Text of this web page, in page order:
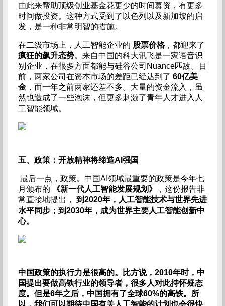
由此来帮助顶级创业基金花更少的时间募资，有更多
时间做投资。这种方式受到了以色列以及新加坡的启
发，是一种非常明智的措施。
在二级市场上，人工智能企业的 股票价格，都迎来了
疯狂的飙升态势。来自中国的科大讯飞是一家语音识
别企业，在很多方面都能与硅谷公司Nuance匹敌。目
前，两家公司在资本市场的差距已经达到了 60亿美
金，而一年之前两家还差不多。大量的资金流入，虽
然也造成了一些泡沫，但更多刺激了青年人才进入人
工智能领域。
五、政策：开放精神将缔造AI强国
最后一点，政策。中国AI领域最重要的政策是今年七
月颁布的
《新一代人工智能发展规划》
，这份报告非
常直接地提出， 到2020年，人工智能技术与世界先进
水平同步；到2030年，成为世界主要人工智能创新中
心。
中国政策的执行力是很高的。比方说，2010年时，中
国提出要做高铁行业的领导者，很多人对此持怀疑态
度。但是6年之后，中国拥有了全球60%的高铁。所
以，我们可以期待中国有关人工智能的计划也会很快